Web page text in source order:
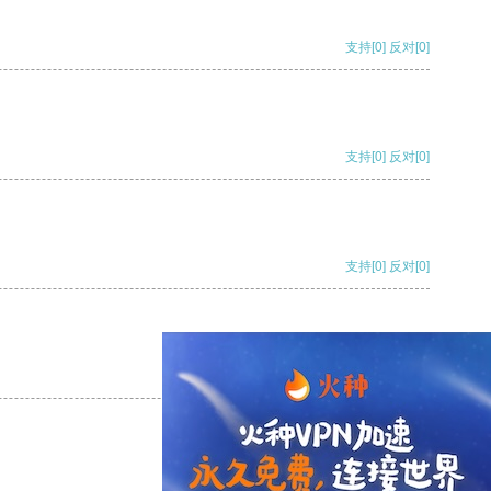
支持[0] 反对[0]
支持[0] 反对[0]
支持[0] 反对[0]
支持
支持[0] 反对[0]